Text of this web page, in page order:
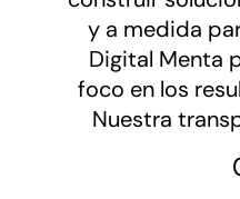
y a medida
Digital Menta
foco en los
Nuestra